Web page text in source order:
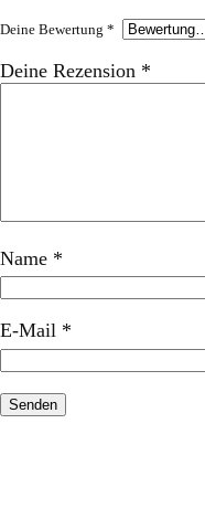
Deine Bewertung *
Deine Rezension *
Name *
E-Mail *